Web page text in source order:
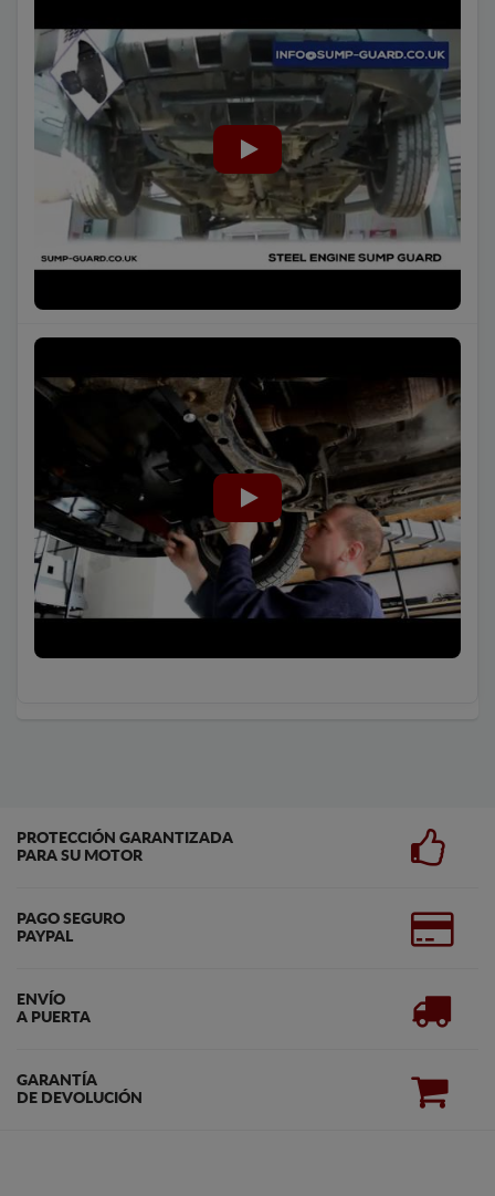
PROTECCIÓN GARANTIZADA
PARA SU MOTOR
PAGO SEGURO
PAYPAL
ENVÍO
A PUERTA
GARANTÍA
DE DEVOLUCIÓN